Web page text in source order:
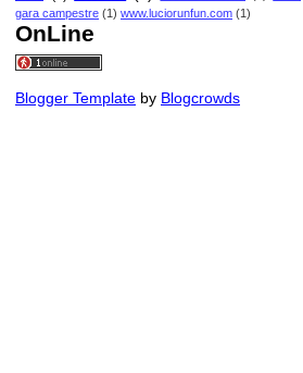
gara campestre (1) www.luciorunfun.com (1)
OnLine
Blogger Template by Blogcrowds